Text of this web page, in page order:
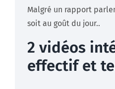
Malgré un rapport
soit au goût du jour..
2 vidéos
effectif et